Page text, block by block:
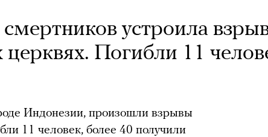
устроила
церквях. Погибли 11
Индонезии, произошли взрывы
11 человек, более 40 получили